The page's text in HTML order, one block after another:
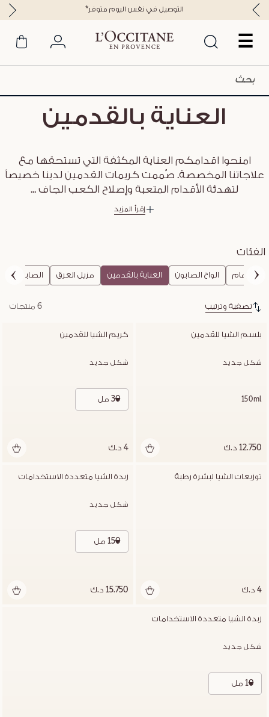
☰
*التوصيل في نفس اليوم متوفر
العناية بالقدمين
امنحوا اقدامكم العناية المكثفة التي تستحقها مع
علاجاتنا المخصصة. صُممت كريمات القدمين لدينا خصيصاً
لتهدئة الأقدام المتعبة وإصلاح الكعب الجاف ...
إقرأ المزيد
الفئات
الواح الصابون العناية بالقدمين مزيل العرق الصابون
تصفية وترتيب 6 منتجات
بلسم الشيا للقدمين
شكل جديد
150ml
12.750 د.ك
كريم الشيا للقدمين
شكل جديد
30 مل
4 د.ك
توزيعات الشيا لبشرة رطبة
4 د.ك
زبدة الشيا متعددة الاستخدامات
شكل جديد
150 مل
15.750 د.ك
زبدة الشيا متعددة الاستخدامات
شكل جديد
10 مل